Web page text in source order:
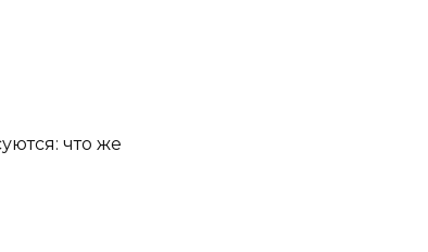
что же